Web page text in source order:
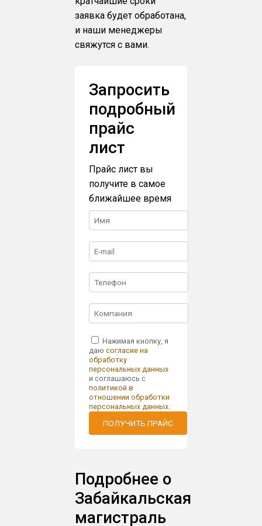
заявка будет обработана,
и наши менеджеры
свяжутся с вами.
Запросить
подробный
прайс
лист
Прайс лист вы
получите в самое
ближайшее время
Нажимая кнопку, я
даю согласие на
обработку
персональных данных
и соглашаюсь с
политикой в
отношении обработки
персональных данных.
ПОЛУЧИТЬ ПРАЙС
Подробнее о
Забайкальская
магистраль